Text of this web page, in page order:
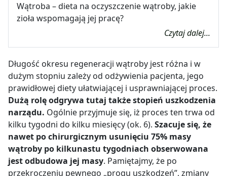
Wątroba – dieta na oczyszczenie wątroby, jakie
zioła wspomagają jej pracę?
Czytaj dalej...
Długość okresu regeneracji wątroby jest różna i w
dużym stopniu zależy od odżywienia pacjenta, jego
prawidłowej diety ułatwiającej i usprawniającej proces.
Dużą rolę odgrywa tutaj także stopień uszkodzenia
narządu. Ogólnie przyjmuje się, iż proces ten trwa od
kilku tygodni do kilku miesięcy (ok. 6). Szacuje się, że
nawet po chirurgicznym usunięciu 75% masy
wątroby po kilkunastu tygodniach obserwowana
jest odbudowa jej masy. Pamiętajmy, że po
przekroczeniu pewnego „progu uszkodzeń”, zmiany